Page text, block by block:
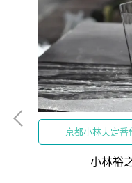
京都小林夫定番
小林裕